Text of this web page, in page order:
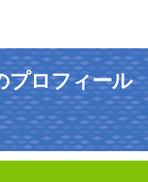
プロフィール